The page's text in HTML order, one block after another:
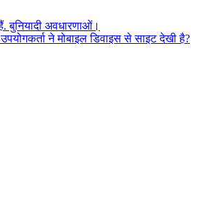
बुनियादी अवधारणाओं।
ने मोबाइल डिवाइस से साइट देखी है?